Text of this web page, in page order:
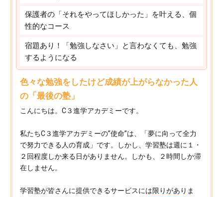
保護者の「それをやってほしかった」を叶える、個
性的なコース
宿題あり！「勉強しなさい」と言わなくても、勉強
するようになる
色々な勉強をしたけど成績が上がらなかった人
の「最後の塾」
こんにちは。C３進学アカデミーです。
私たちC３進学アカデミーの”使命”は、「夢に向って全力
で努力できる人の育成」です。しかし、学習塾は週に１・
２回程度しか来る日がありません。しかも、２時間しか滞
在しません。
学習塾が皆さんに提供できるサービスには限りがありま